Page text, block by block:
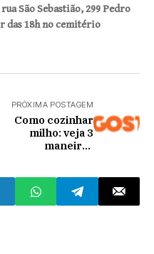
São Sebastião, 299 Pedro
das 18h no cemitério
PRÓXIMA POSTAGEM
Como cozinhar
milho: veja 3
maneiras